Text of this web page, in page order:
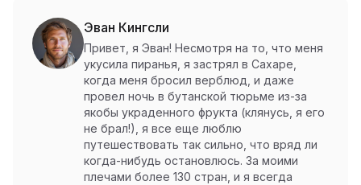
Эван Кингсли
Привет, я Эван! Несмотря на то, что меня
укусила пиранья, я застрял в Сахаре,
когда меня бросил верблюд, и даже
провел ночь в бутанской тюрьме из-за
якобы украденного фрукта (клянусь, я его
не брал!), я все еще люблю
путешествовать так сильно, что вряд ли
когда-нибудь остановлюсь. За моими
плечами более 130 стран, и я всегда